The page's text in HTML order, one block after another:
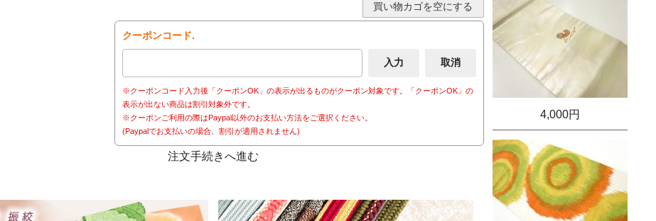
買い物カゴを空にする
クーポンコード.
※クーポンコード入力後「クーポンOK」の表示が出るものがクーポン対象です。「クーポンOK」の
表示が出ない商品は割引対象外です。
※クーポンご利用の際はPaypal以外のお支払い方法をご選択ください。
(Paypalでお支払いの場合、割引が適用されません)
注文手続きへ進む
4,000円